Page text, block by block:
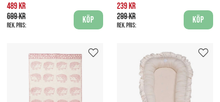
489 kr
699 kr
Rek. pris:
Köp
239 kr
299 kr
Rek. pris:
Köp